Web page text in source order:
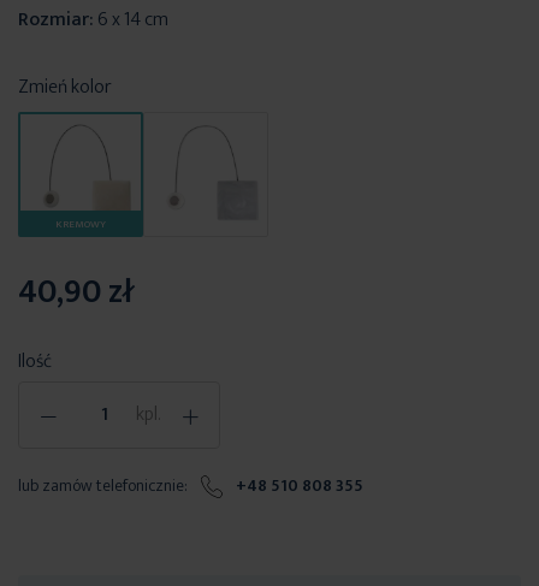
Rozmiar:6 x 14 cm
Zmień kolor
KREMOWY
Ilość
- kpl. +
40,90 zł
lub zamów telefonicznie: +48 510 808 355